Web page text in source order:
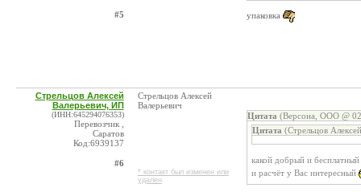
#5 упаковка
Стрельцов Алексей
Валерьевич, ИП
(ИНН:645294076353)
Перевозчик ,
Саратов
Код:6939137
#6
Стрельцов Алексей
Валерьевич
* контакт был изменен или
удален
Цитата (Версона, ООО @
Цитата (Стрельцов
какой добрый и
и расчёт у Вас интересный